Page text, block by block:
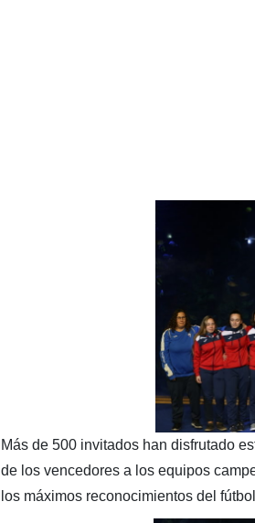
Más de 500 invitados han disfrutado
de los vencedores a los equipos
los máximos reconocimientos del